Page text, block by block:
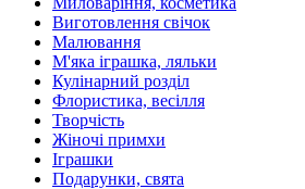
Виготовлення свічок
Малювання
М'яка іграшка, ляльки
Кулінарний розділ
Флористика, весілля
Творчість
Жіночі примхи
Іграшки
Подарунки, свята